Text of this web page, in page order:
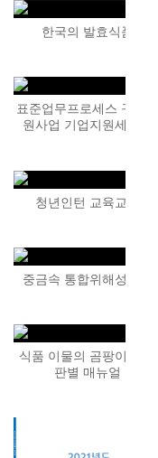
한국의 발효식품
표준업무프로세스 구축지
원사업 기업지원세미나
청년인턴 교육교재
중금속 통합위해성평가
식품 이물의 곰팡이 여부
판별 매뉴얼